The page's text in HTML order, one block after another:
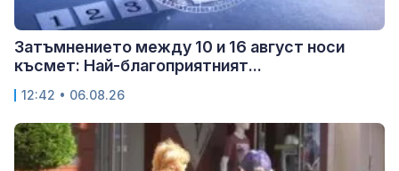
Затъмнението между 10 и 16 август носи
късмет: Най-благоприятният...
12:42 • 06.08.26